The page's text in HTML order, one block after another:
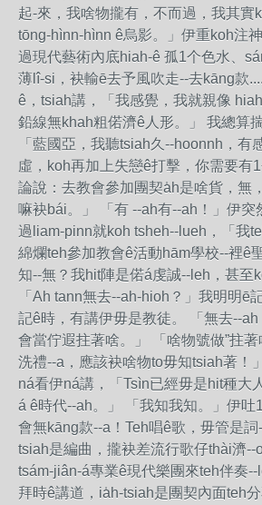
起-來，我啥物攏有，不而過，我其實
tōng-hìnn-hìnn ê烏影。」伊重koh注
過現代藝術內底hiah-ê 孤1个色水、
薄lî-si，袂輸ē去予風吹走--去kāng款
ê，tsiah講，「我感覺，我就親像
鉛線無khah粗偌濟ê人形。」 我總算
「藍國亞，我聽tsiah久--hoonnh，有
虛，koh再加上失戀ê打擊，你需要有
論說：去教會參加團契a̍h是啥貨，無
嘛袂bái。」 「有 --ah有--ah！」伊突
過liam-pinn就koh tsheh--lueh，「我
綿爛teh參加教會ê活動hām學校--裡ê
知--無？我hit陣是偌á虔誠--leh，甚至
「Ah tann無去--ah-hioh？」我明明ē
記ê時，有講伊毋是教徒。 「無去--
會當佇遐拄著啥。」 「啥物號做”拄著
洗禮--a，應該袂啥物to毋知tsiah著！
ná看伊ná講，「Tsìn已經毋是hit種大
á ê時代--ah。」 「我知我知。」伊吐
會無kāng款--a！Teh唱ê歌，毋管是
tsiah是編曲，攏袂差流行歌仔thài濟--
tsám-jiân-á專業ê現代樂團來teh伴奏
拜時ê講道，ia̍h-tsiah是團契內面teh